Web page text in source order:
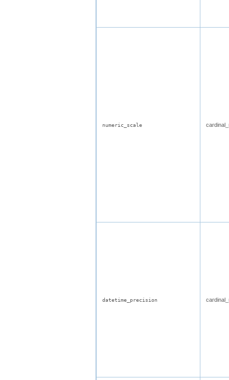
numeric_scale
datetime_precision